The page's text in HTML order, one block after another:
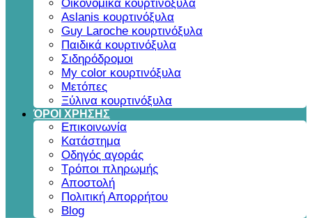
Οικονομικά κουρτινόξυλα
Aslanis κουρτινόξυλα
Guy Laroche κουρτινόξυλα
Παιδικά κουρτινόξυλα
Σιδηρόδρομοι
My color κουρτινόξυλα
Μετόπες
Ξύλινα κουρτινόξυλα
ΌΡΟΙ ΧΡΗΣΗΣ
Επικοινωνία
Κατάστημα
Οδηγός αγοράς
Τρόποι πληρωμής
Αποστολή
Πολιτική Απορρήτου
Blog